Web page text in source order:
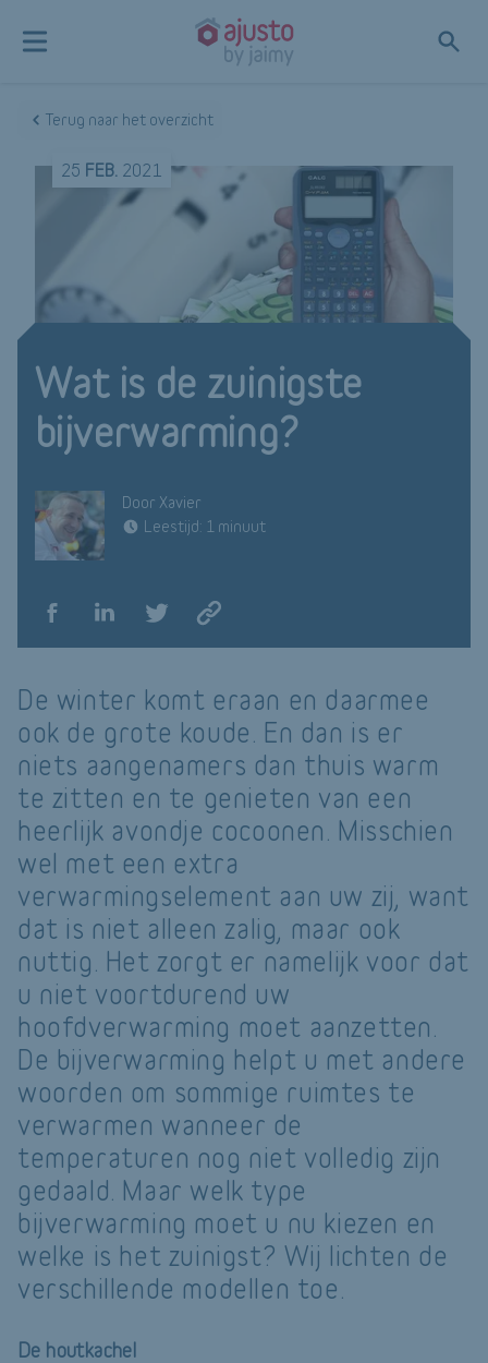
Terug naar het overzicht
25 FEB. 2021
Wat is de zuinigste
bijverwarming?
Door Xavier
Leestijd: 1 minuut
De winter komt eraan en daarmee
ook de grote koude. En dan is er
niets aangenamers dan thuis warm
te zitten en te genieten van een
heerlijk avondje cocoonen. Misschien
wel met een extra
verwarmingselement aan uw zij, want
dat is niet alleen zalig, maar ook
nuttig. Het zorgt er namelijk voor dat
u niet voortdurend uw
hoofdverwarming moet aanzetten.
De bijverwarming helpt u met andere
woorden om sommige ruimtes te
verwarmen wanneer de
temperaturen nog niet volledig zijn
gedaald. Maar welk type
bijverwarming moet u nu kiezen en
welke is het zuinigst? Wij lichten de
verschillende modellen toe.
De houtkachel